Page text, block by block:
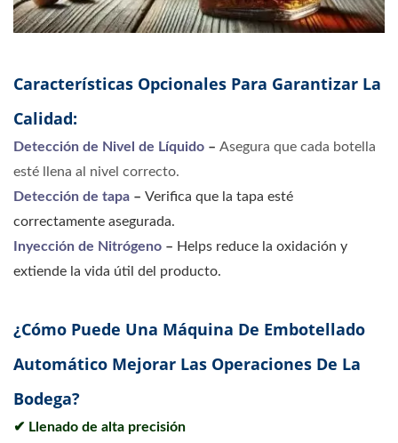
Características Opcionales Para Garantizar La
Calidad:
Detección de Nivel de Líquido – Asegura que cada botella
esté llena al nivel correcto.
Detección de tapa – Verifica que la tapa esté
correctamente asegurada.
Inyección de Nitrógeno – Helps reduce la oxidación y
extiende la vida útil del producto.
¿Cómo Puede Una Máquina De Embotellado
Automático Mejorar Las Operaciones De La
Bodega?
✔ Llenado de alta precisión